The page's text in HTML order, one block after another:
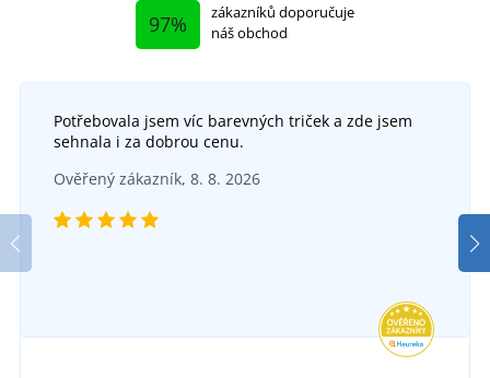
97%
zákazníků doporučuje
náš obchod
Potřebovala jsem víc barevných triček a zde jsem
sehnala i za dobrou cenu.
Ověřený zákazník, 8. 8. 2026